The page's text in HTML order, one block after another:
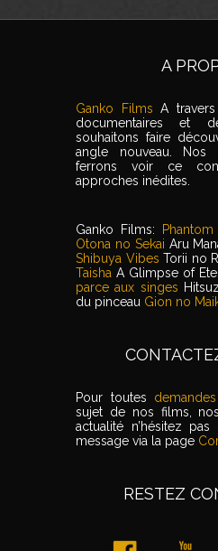
A
Ganko Films A
documentaires et
souhaitons faire
angle nouveau. Nos
ferrons voir ce
approches inédites.
Ganko Films: Phantom
Otona no Sekai Aru
Shibuya Vibes Torii no
Taisha A Glimpse of
parce aux singes
du pinceau Gion no
Pour toutes
sujet de nos films,
actualité n’hésitez
message via la page
RESTEZ